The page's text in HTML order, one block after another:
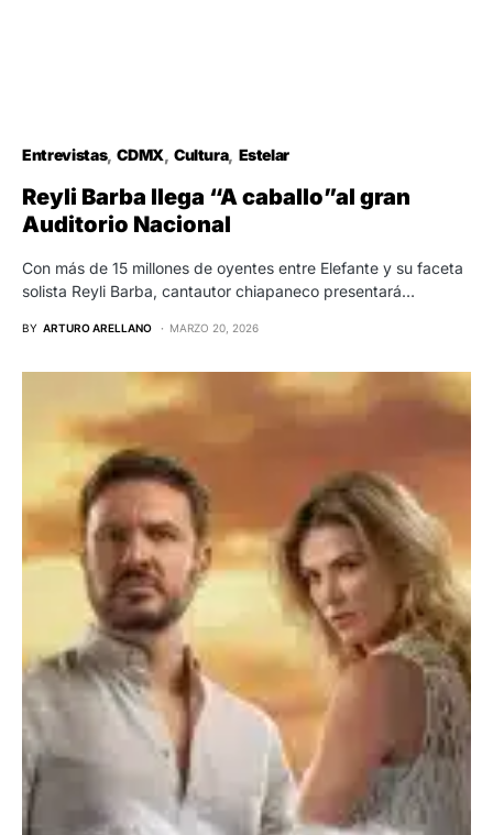
Entrevistas CDMX Cultura Estelar
Reyli Barba llega “A caballo”al gran
Auditorio Nacional
Con más de 15 millones de oyentes entre Elefante y su faceta
solista Reyli Barba, cantautor chiapaneco presentará…
BY ARTURO ARELLANO MARZO 20, 2026